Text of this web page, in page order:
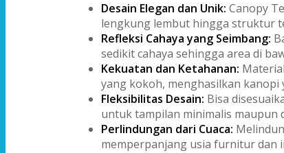
Desain Elegan dan Unik: Canopy
lengkung lembut hingga struktur
Refleksi Cahaya yang Seimbang:
sedikit cahaya sehingga area di
Kekuatan dan Ketahanan:
yang kokoh, menghasilkan kanopi
Fleksibilitas Desain: Bisa
untuk tampilan minimalis maupun
Perlindungan dari Cuaca:
memperpanjang usia furnitur dan